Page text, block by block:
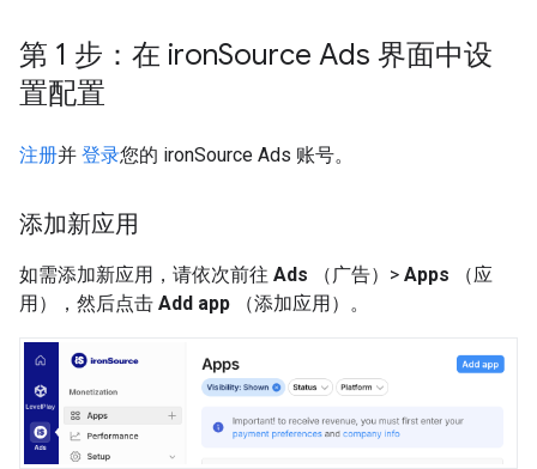
第 1 步：在 ironSource Ads 界面中设
置配置
注册并 登录您的 ironSource Ads 账号。
添加新应用
如需添加新应用，请依次前往 Ads （广告）> Apps （应
用），然后点击 Add app （添加应用）。